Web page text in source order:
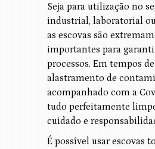
Seja para utilização no
industrial, laboratorial
as escovas são
importantes para
processos. Em tempos
alastramento de
acompanhado com a
tudo perfeitamente
cuidado e
É possível usar escovas